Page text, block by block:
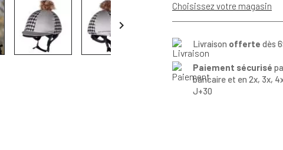

Choisissez votre magasin
Livraison offerte dès
Paiement sécurisé
bancaire et en 2x, 3x,
J+30